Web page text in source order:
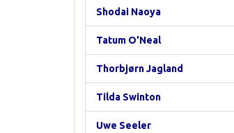
Shodai Naoya
Tatum O'Neal
Thorbjørn Jagland
Tilda Swinton
Uwe Seeler